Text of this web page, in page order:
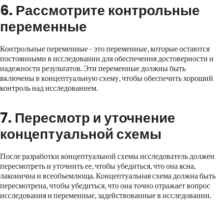
6. Рассмотрите контрольные
переменные
Контрольные переменные - это переменные, которые остаются
постоянными в исследовании для обеспечения достоверности и
надежности результатов. Эти переменные должны быть
включены в концептуальную схему, чтобы обеспечить хороший
контроль над исследованием.
7. Пересмотр и уточнение
концептуальной схемы
После разработки концептуальной схемы исследователь должен
пересмотреть и уточнить ее, чтобы убедиться, что она ясна,
лаконична и всеобъемлюща. Концептуальная схема должна быть
пересмотрена, чтобы убедиться, что она точно отражает вопрос
исследования и переменные, задействованные в исследовании.